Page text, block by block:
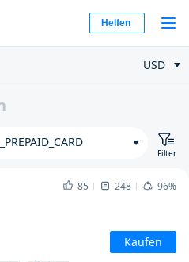
Helfen
USD
Filter
85 248
96%
Kaufen